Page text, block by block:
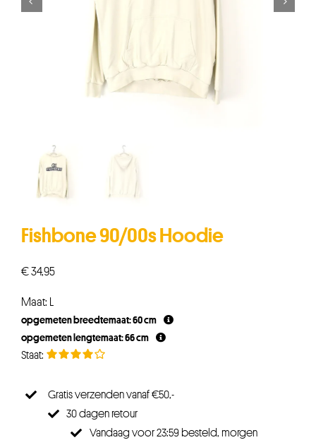
Fishbone 90/00s Hoodie
€34,95
Maat: L
opgemeten breedtemaat: 60 cm
opgemeten lengtemaat: 66 cm
Gratis verzenden vanaf €50,-
30 dagen retour
Vandaag voor 23:59 besteld, morgen